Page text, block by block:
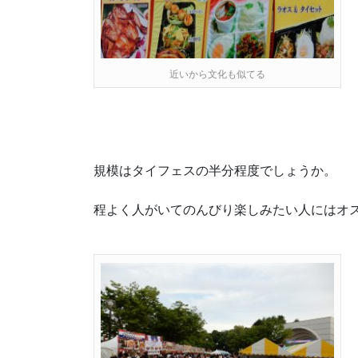
近いから文化も似てる
規模はタイフェスの半分程度でしょうか。
程よく人がいてのんびり楽しみたい人にはオ